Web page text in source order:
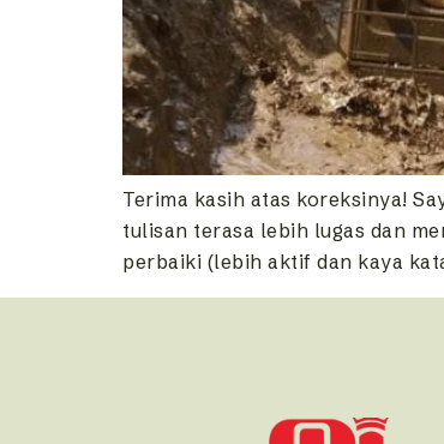
Terima kasih atas koreksinya!
tulisan terasa lebih lugas dan
perbaiki (lebih aktif dan kaya